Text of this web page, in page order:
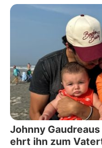
Johnny
ehrt ihn zum